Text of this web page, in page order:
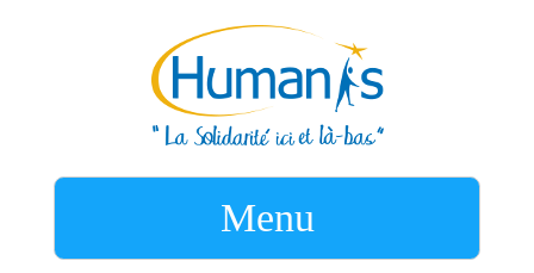
Menu